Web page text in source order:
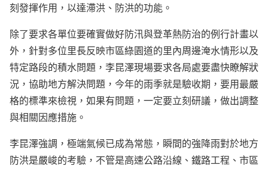
刻發揮作用，以達滯洪、防洪的功能。
除了要求各單位要確實做好防汛與登革熱防治的例行計畫以
外，針對多位里長反映市區綠園道的里內周邊淹水情形以及
特定路段的積水問題，李昆澤現場要求各局處要盡快瞭解狀
況，協助地方解決問題，今年的雨季就是驗收期，要用最嚴
格的標準來檢視，如果有問題，一定要立刻研議，做出調整
與相關因應措施。
李昆澤強調，極端氣候已成為常態，瞬間的強降雨對於地方
防洪是嚴峻的考驗，不管是高速公路沿線、鐵路工程、市區